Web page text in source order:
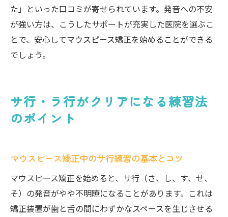
た」といった口コミが寄せられています。発音への不安
が強い方は、こうしたサポートが充実した医院を選ぶこ
とで、安心してマウスピース矯正を始めることができる
でしょう。
サ行・ラ行がクリアになる練習法
のポイント
マウスピース矯正中のサ行練習の基本とコツ
マウスピース矯正を始めると、サ行（さ、し、す、せ、
そ）の発音がやや不明瞭になることがあります。これは
矯正装置が歯と舌の間にわずかなスペースを生じさせる